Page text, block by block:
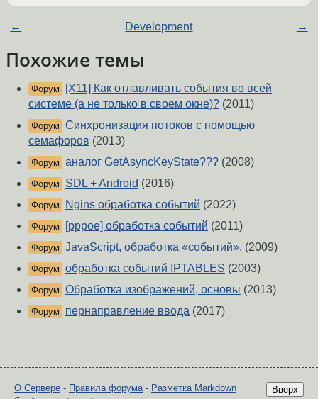
← Development →
Похожие темы
Форум
[X11] Как отлавливать события во всей
системе (а не только в своем окне)? (2011)
Форум Синхронизация потоков с помощью
семафоров (2013)
Форум аналог GetAsyncKeyState??? (2008)
Форум SDL + Android (2016)
Форум Ngins обработка событий (2022)
Форум [pppoe] обработка событий (2011)
Форум JavaScript, обработка «событий». (2009)
Форум обработка событий IPTABLES (2003)
Форум Обработка изображений, основы (2013)
Форум пернаправление ввода (2017)
Вверх
О Сервере - Правила форума- Разметка Markdown